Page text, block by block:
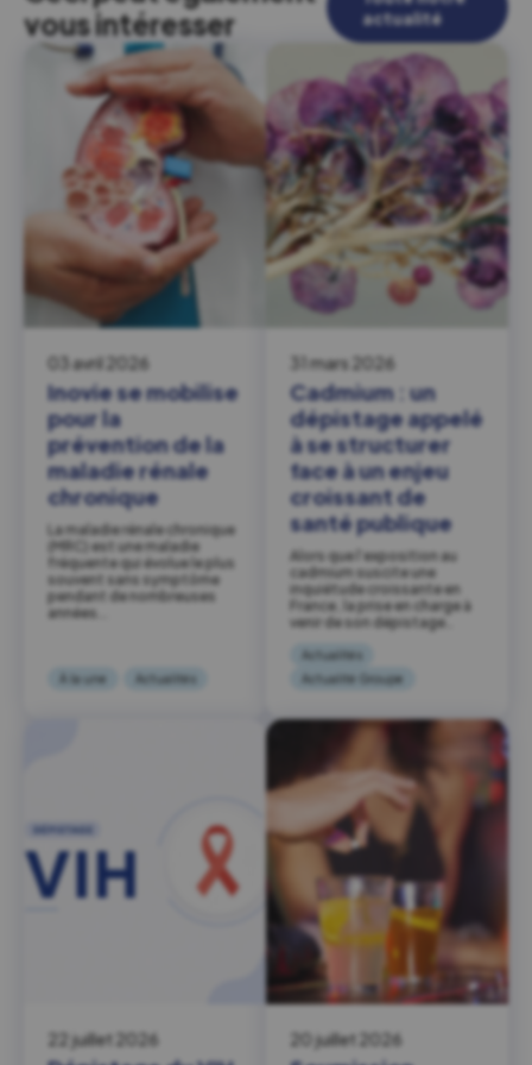
vous intéresser
actualité
03 avril 2026
Inovie se mobilise
pour la
prévention de la
maladie rénale
chronique
La maladie rénale chronique
(MRC) est une maladie
fréquente qui évolue le plus
souvent sans symptôme
pendant de nombreuses
années….
À la une Actualités
31 mars 2026
Cadmium : un
dépistage appelé
à se structurer
face à un enjeu
croissant de
santé publique
Alors que l’exposition au
cadmium suscite une
inquiétude croissante en
France, la prise en charge à
venir de son dépistage…
Actualités
Actualité Groupe
22 juillet 2026 20 juillet 2026